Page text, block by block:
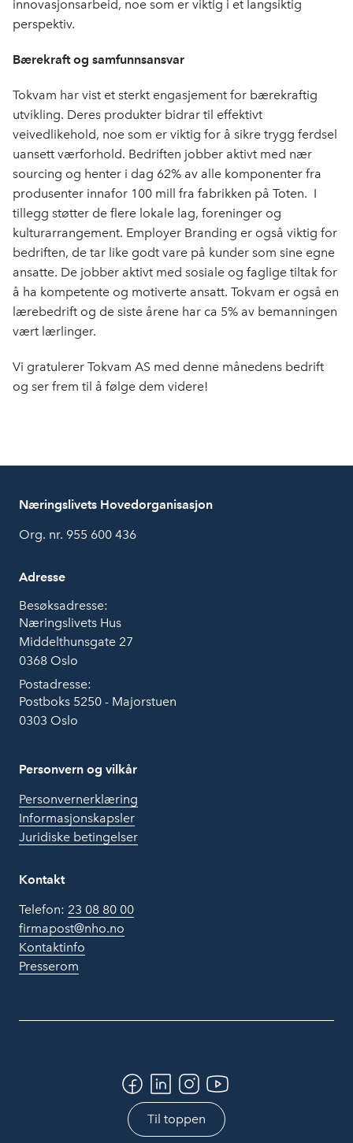
innovasjonsarbeid, noe som er viktig i et langsiktig
perspektiv.
Bærekraft og samfunnsansvar
Tokvam har vist et sterkt engasjement for bærekraftig
utvikling. Deres produkter bidrar til effektivt
veivedlikehold, noe som er viktig for å sikre trygg ferdsel
uansett værforhold. Bedriften jobber aktivt med nær
sourcing og henter i dag 62% av alle komponenter fra
produsenter innafor 100 mill fra fabrikken på Toten. I
tillegg støtter de flere lokale lag, foreninger og
kulturarrangement. Employer Branding er også viktig for
bedriften, de tar like godt vare på kunder som sine egne
ansatte. De jobber aktivt med sosiale og faglige tiltak for
å ha kompetente og motiverte ansatt. Tokvam er også en
lærebedrift og de siste årene har ca 5% av bemanningen
vært lærlinger.
Vi gratulerer Tokvam AS med denne månedens bedrift
og ser frem til å følge dem videre!
Næringslivets Hovedorganisasjon
Org. nr. 955 600 436
Adresse
Besøksadresse:
Næringslivets Hus
Middelthunsgate 27
0368 Oslo
Postadresse:
Postboks 5250 - Majorstuen
0303 Oslo
Personvern og vilkår
Personvernerklæring
Informasjonskapsler
Juridiske betingelser
Kontakt
Telefon: 23 08 80 00
firmapost@nho.no
Kontaktinfo
Presserom
Til toppen